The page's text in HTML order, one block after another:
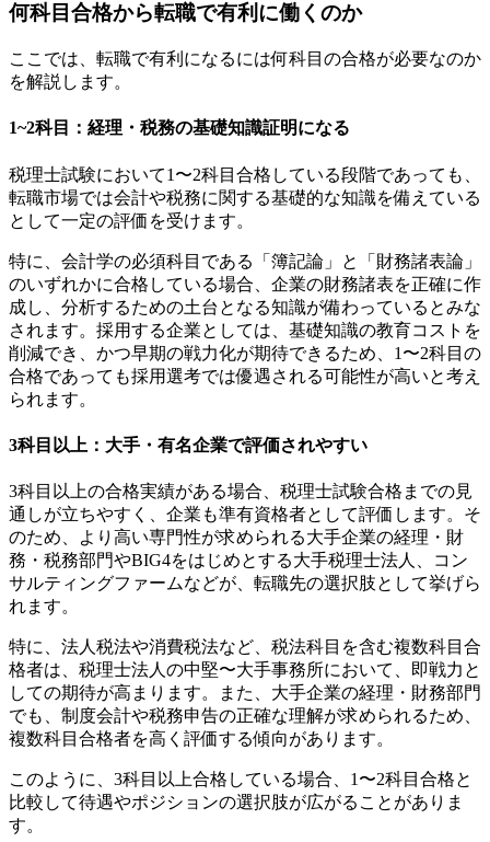
何科目合格から転職で有利に働くのか
ここでは、転職で有利になるには何科目の合格が必要なのか
を解説します。
1~2科目：経理・税務の基礎知識証明になる
税理士試験において1〜2科目合格している段階であっても、
転職市場では会計や税務に関する基礎的な知識を備えている
として一定の評価を受けます。
特に、会計学の必須科目である「簿記論」と「財務諸表論」
のいずれかに合格している場合、企業の財務諸表を正確に作
成し、分析するための土台となる知識が備わっているとみな
されます。採用する企業としては、基礎知識の教育コストを
削減でき、かつ早期の戦力化が期待できるため、1〜2科目の
合格であっても採用選考では優遇される可能性が高いと考え
られます。
3科目以上：大手・有名企業で評価されやすい
3科目以上の合格実績がある場合、税理士試験合格までの見
通しが立ちやすく、企業も準有資格者として評価します。そ
のため、より高い専門性が求められる大手企業の経理・財
務・税務部門やBIG4をはじめとする大手税理士法人、コン
サルティングファームなどが、転職先の選択肢として挙げら
れます。
特に、法人税法や消費税法など、税法科目を含む複数科目合
格者は、税理士法人の中堅〜大手事務所において、即戦力と
しての期待が高まります。また、大手企業の経理・財務部門
でも、制度会計や税務申告の正確な理解が求められるため、
複数科目合格者を高く評価する傾向があります。
このように、3科目以上合格している場合、1〜2科目合格と
比較して待遇やポジションの選択肢が広がることがありま
す。